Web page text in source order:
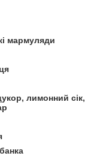
мармуляди
лимонний сік,